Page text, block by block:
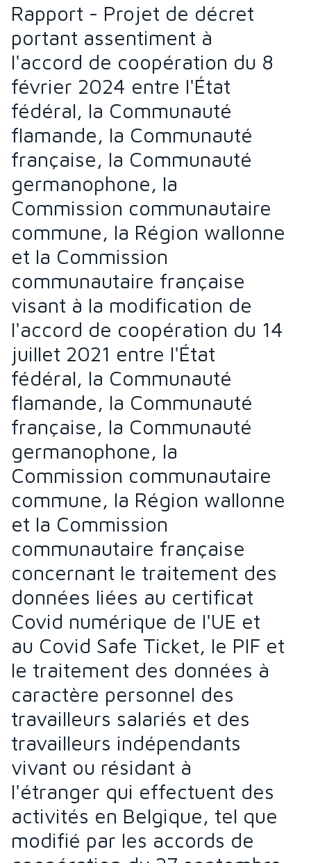
Rapport - Projet de décret
portant assentiment à
l'accord de coopération du 8
février 2024 entre l'État
fédéral, la Communauté
flamande, la Communauté
française, la Communauté
germanophone, la
Commission communautaire
commune, la Région wallonne
et la Commission
communautaire française
visant à la modification de
l'accord de coopération du 14
juillet 2021 entre l'État
fédéral, la Communauté
flamande, la Communauté
française, la Communauté
germanophone, la
Commission communautaire
commune, la Région wallonne
et la Commission
communautaire française
concernant le traitement des
données liées au certificat
Covid numérique de l'UE et
au Covid Safe Ticket, le PIF et
le traitement des données à
caractère personnel des
travailleurs salariés et des
travailleurs indépendants
vivant ou résidant à
l'étranger qui effectuent des
activités en Belgique, tel que
modifié par les accords de